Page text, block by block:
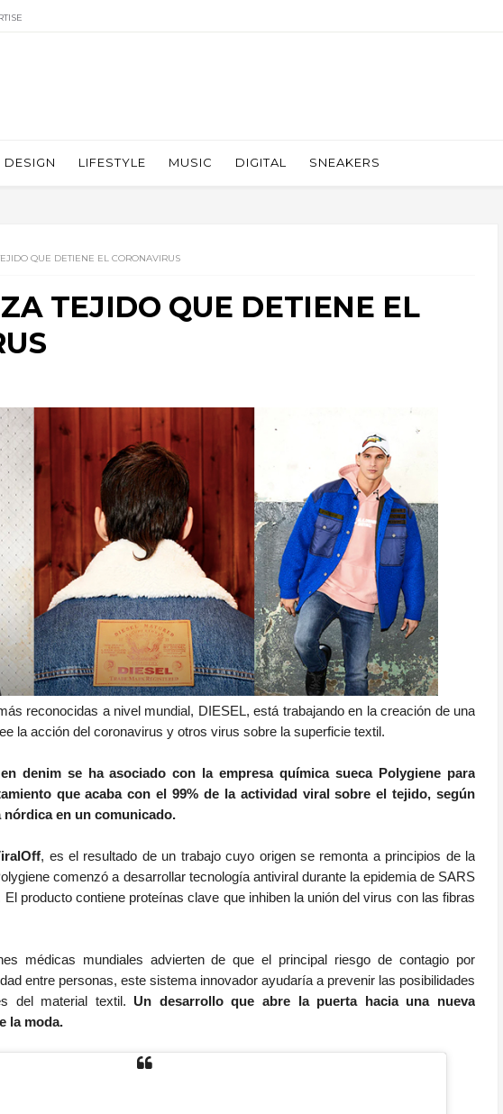
DESIGN LIFESTYLE MUSIC DIGITAL SNEAKERS
QUE DETIENE EL CORONAVIRUS
TEJIDO QUE DETIENE EL
reconocidas a nivel mundial, DIESEL, está trabajando en la creación de una
la acción del coronavirus y otros virus sobre la superficie textil.
denim se ha asociado con la empresa química sueca Polygiene para
que acaba con el 99% de la actividad viral sobre el tejido, según
en un comunicado.
, es el resultado de un trabajo cuyo origen se remonta a principios de la
comenzó a desarrollar tecnología antiviral durante la epidemia de SARS
producto contiene proteínas clave que inhiben la unión del virus con las fibras
médicas mundiales advierten de que el principal riesgo de contagio por
entre personas, este sistema innovador ayudaría a prevenir las posibilidades
del material textil. Un desarrollo que abre la puerta hacia una nueva
la moda.